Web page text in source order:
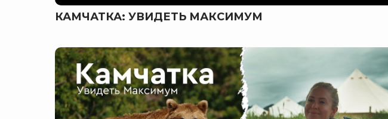
КАМЧАТКА: УВИДЕТЬ МАКСИМУМ